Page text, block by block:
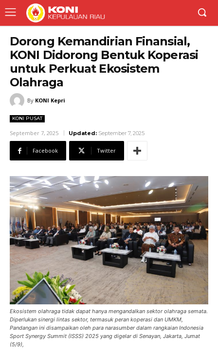
Dorong Kemandirian Finansial,
KONI Didorong Bentuk Koperasi
untuk Perkuat Ekosistem
Olahraga
By KONI Kepri
KONI PUSAT
September 7, 2025 Updated: September 7, 2025
Facebook Twitter
Ekosistem olahraga tidak dapat hanya mengandalkan sektor olahraga semata.
Diperlukan sinergi lintas sektor, termasuk peran koperasi dan UMKM,
Pandangan ini disampaikan oleh para narasumber dalam rangkaian Indonesia
Sport Synergy Summit (ISSS) 2025 yang digelar di Senayan, Jakarta, Jumat
(5/9),